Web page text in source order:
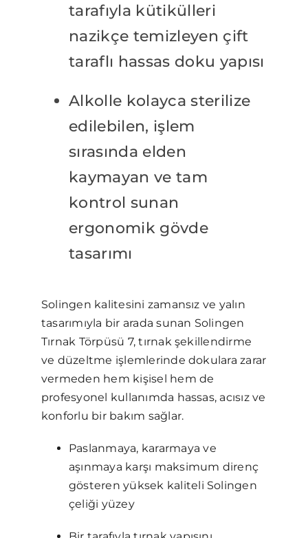
tarafıyla kütikülleri
nazikçe temizleyen çift
taraflı hassas doku yapısı
Alkolle kolayca sterilize
edilebilen, işlem
sırasında elden
kaymayan ve tam
kontrol sunan
ergonomik gövde
tasarımı
Solingen kalitesini zamansız ve yalın
tasarımıyla bir arada sunan Solingen
Tırnak Törpüsü 7, tırnak şekillendirme
ve düzeltme işlemlerinde dokulara zarar
vermeden hem kişisel hem de
profesyonel kullanımda hassas, acısız ve
konforlu bir bakım sağlar.
Paslanmaya, kararmaya ve
aşınmaya karşı maksimum direnç
gösteren yüksek kaliteli Solingen
çeliği yüzey